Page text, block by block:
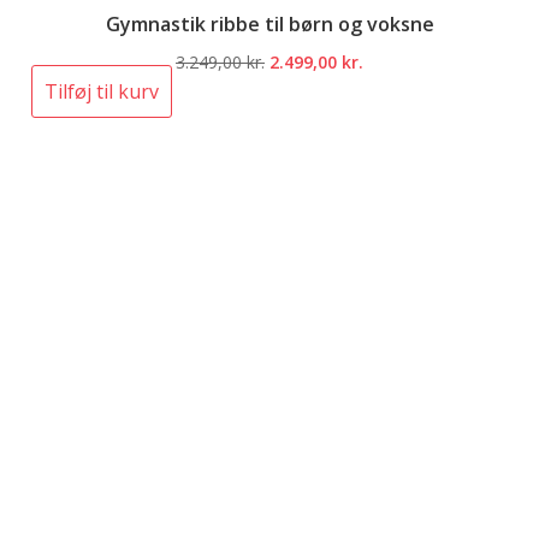
Gymnastik ribbe til børn og voksne
3.249,00kr. Den
2.499,00 kr.
Tilføj til kurv